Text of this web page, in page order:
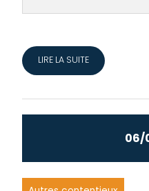
LIRE LA SUITE
06/